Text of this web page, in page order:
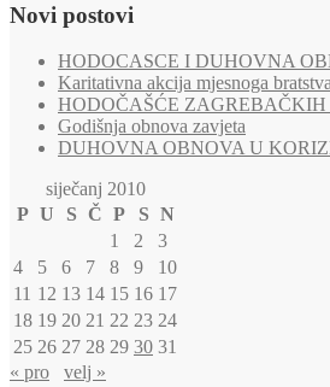
Novi postovi
HODOCASCE I DUHOVNA
Karitativna akcija mjesnoga
HODOČAŠĆE ZAGREBAČKIH
Godišnja obnova zavjeta
DUHOVNA OBNOVA U
siječanj 2010
P U S Č P S N
1
2
3
4
5 6 7 8 9
10
11 12 13 14 15 16 17
18 19 20 21 22 23 24
25 26 27 28 29 30 31
« pro
velj »